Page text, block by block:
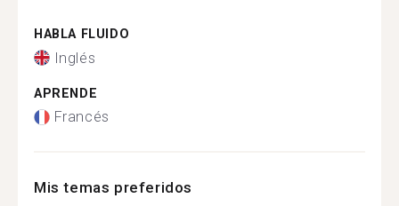
HABLA FLUIDO
Inglés
APRENDE
Francés
Mis temas preferidos